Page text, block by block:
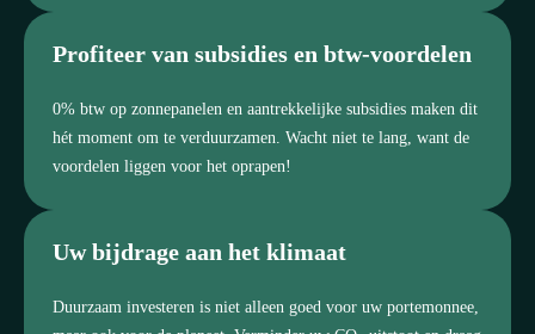
Profiteer van subsidies en btw-voordelen
0% btw op zonnepanelen en aantrekkelijke subsidies maken dit
hét moment om te verduurzamen. Wacht niet te lang, want de
voordelen liggen voor het oprapen!
Uw bijdrage aan het klimaat
Duurzaam investeren is niet alleen goed voor uw portemonnee,